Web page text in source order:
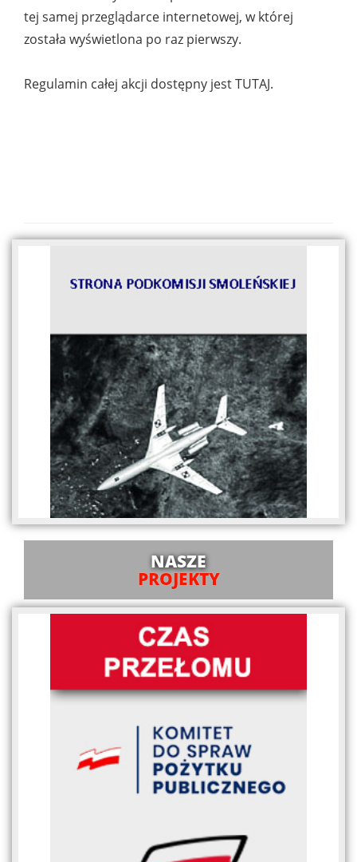
tej samej przeglądarce internetowej, w której
została wyświetlona po raz pierwszy.
Regulamin całej akcji dostępny jest TUTAJ.
NASZE
PROJEKTY